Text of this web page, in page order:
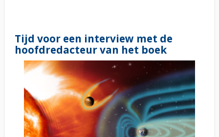
Tijd voor een interview met de
hoofdredacteur van het boek